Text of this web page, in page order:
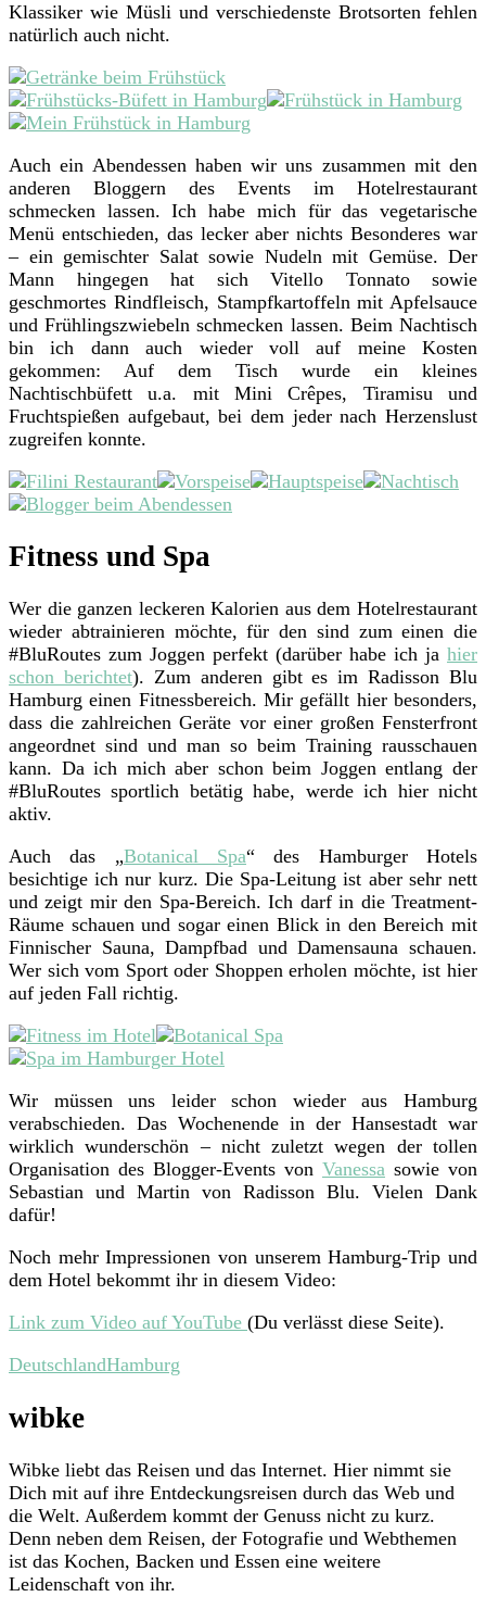
Klassiker wie Müsli und verschiedenste Brotsorten fehlen
natürlich auch nicht.
Auch ein Abendessen haben wir uns zusammen mit den
anderen Bloggern des Events im Hotelrestaurant
schmecken lassen. Ich habe mich für das vegetarische
Menü entschieden, das lecker aber nichts Besonderes war
– ein gemischter Salat sowie Nudeln mit Gemüse. Der
Mann hingegen hat sich Vitello Tonnato sowie
geschmortes Rindfleisch, Stampfkartoffeln mit Apfelsauce
und Frühlingszwiebeln schmecken lassen. Beim Nachtisch
bin ich dann auch wieder voll auf meine Kosten
gekommen: Auf dem Tisch wurde ein kleines
Nachtischbüfett u.a. mit Mini Crêpes, Tiramisu und
Fruchtspießen aufgebaut, bei dem jeder nach Herzenslust
zugreifen konnte.
Fitness und Spa
Wer die ganzen leckeren Kalorien aus dem Hotelrestaurant
wieder abtrainieren möchte, für den sind zum einen die
#BluRoutes zum Joggen perfekt (darüber habe ich ja hier
schon berichtet). Zum anderen gibt es im Radisson Blu
Hamburg einen Fitnessbereich. Mir gefällt hier besonders,
dass die zahlreichen Geräte vor einer großen Fensterfront
angeordnet sind und man so beim Training rausschauen
kann. Da ich mich aber schon beim Joggen entlang der
#BluRoutes sportlich betätig habe, werde ich hier nicht
aktiv.
Auch das „Botanical Spa“ des Hamburger Hotels
besichtige ich nur kurz. Die Spa-Leitung ist aber sehr nett
und zeigt mir den Spa-Bereich. Ich darf in die Treatment-
Räume schauen und sogar einen Blick in den Bereich mit
Finnischer Sauna, Dampfbad und Damensauna schauen.
Wer sich vom Sport oder Shoppen erholen möchte, ist hier
auf jeden Fall richtig.
Wir müssen uns leider schon wieder aus Hamburg
verabschieden. Das Wochenende in der Hansestadt war
wirklich wunderschön – nicht zuletzt wegen der tollen
Organisation des Blogger-Events von Vanessa sowie von
Sebastian und Martin von Radisson Blu. Vielen Dank
dafür!
Noch mehr Impressionen von unserem Hamburg-Trip und
dem Hotel bekommt ihr in diesem Video:
Link zum Video auf YouTube (Du verlässt diese Seite).
DeutschlandHamburg
wibke
Wibke liebt das Reisen und das Internet. Hier nimmt sie
Dich mit auf ihre Entdeckungsreisen durch das Web und
die Welt. Außerdem kommt der Genuss nicht zu kurz.
Denn neben dem Reisen, der Fotografie und Webthemen
ist das Kochen, Backen und Essen eine weitere
Leidenschaft von ihr.